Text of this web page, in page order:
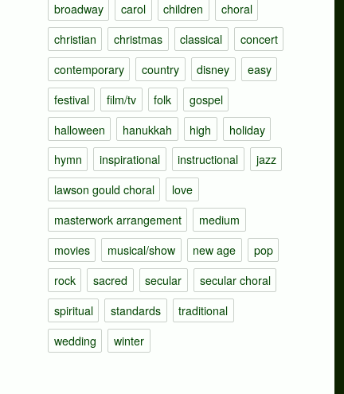
broadway
carol children
choral
christian
christmas classical
concert
contemporary
country disney
easy
festival
film/tv folk
gospel
halloween
hanukkah high
holiday
hymn
inspirational instructional
jazz
lawson gould choral
love
masterwork arrangement
medium
movies
musical/show new age
pop
rock
sacred secular
secular choral
spiritual
standards
traditional
wedding
winter